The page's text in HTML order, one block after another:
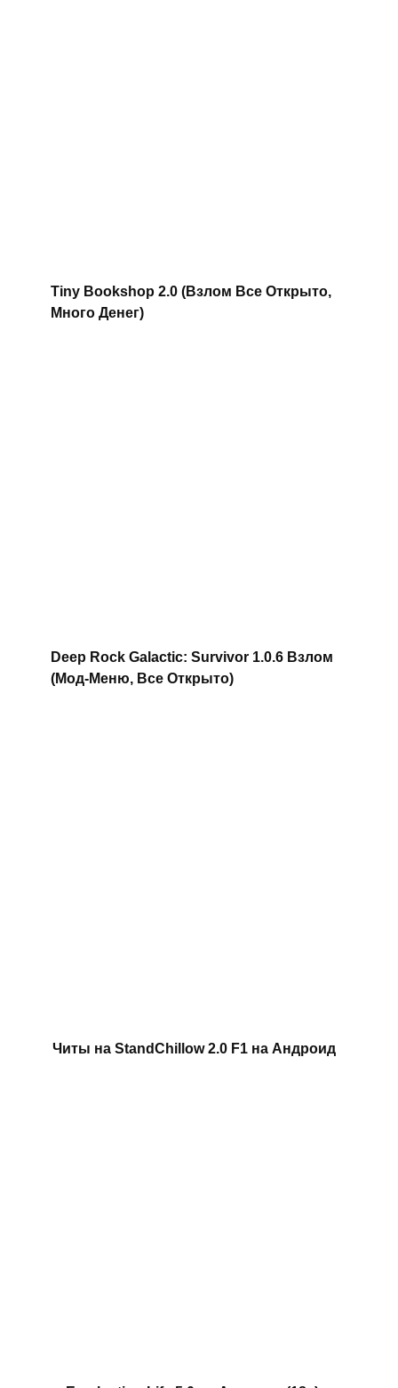
Tiny Bookshop 2.0 (Взлом Все Открыто,
Много Денег)
Deep Rock Galactic: Survivor 1.0.6 Взлом
(Мод-Меню, Все Открыто)
Читы на StandChillow 2.0 F1 на Андроид